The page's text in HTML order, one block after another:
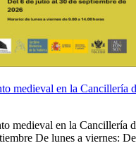
medieval en la Cancillería
medieval en la Cancillería
De lunes a viernes: De